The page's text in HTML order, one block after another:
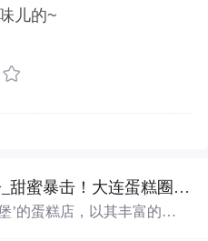
儿的~
蛋糕是叫胚子还是坯子_甜蜜暴击！大连蛋糕圈的“当红花旦”，一个蛋糕吃出四种口味！...
’的蛋糕店，以其丰富的蛋